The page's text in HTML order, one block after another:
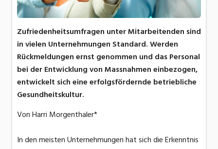
Zufriedenheitsumfragen unter Mitarbeitenden sind
in vielen Unternehmungen Standard. Werden
Rückmeldungen ernst genommen und das Personal
bei der Entwicklung von Massnahmen einbezogen,
entwickelt sich eine erfolgsfördernde betriebliche
Gesundheitskultur.
Von Harri Morgenthaler*
In den meisten Unternehmungen hat sich die Erkenntnis